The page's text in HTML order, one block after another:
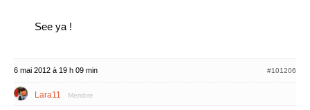
See ya !
6 mai 2012 à 19 h 09 min #101206
Lara11 Membre